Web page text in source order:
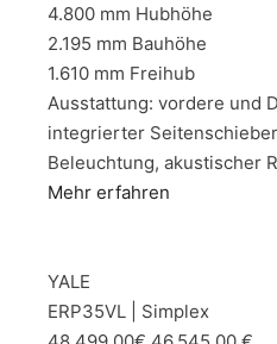
4.800 mm Hubhöhe
2.195 mm Bauhöhe
1.610 mm Freihub
Ausstattung: vordere und
integrierter
Beleuchtung, akustischer
Mehr erfahren
YALE
ERP35VL | Simplex